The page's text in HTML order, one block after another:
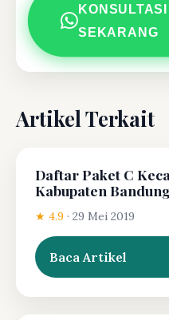
SEKARANG
Artikel Terkait
Daftar Paket C
Kabupaten
★ 4.9 · 29 Mei 2019
Baca Artikel